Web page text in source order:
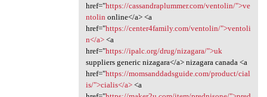
href="https://cassandraplummer.com/ventolin/">ve
ntolin online</a> <a
href="https://center4family.com/ventolin/">ventoli
n</a><a
href="https://ipalc.org/drug/nizagara/">uk
suppliers generic nizagara</a> nizagara canada <a
href="https://momsanddadsguide.com/product/cial
is/">cialis</a><a